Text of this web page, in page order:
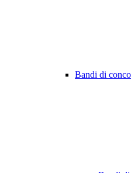
Bandi di